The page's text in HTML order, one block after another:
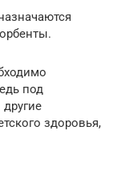
под
здоровья,